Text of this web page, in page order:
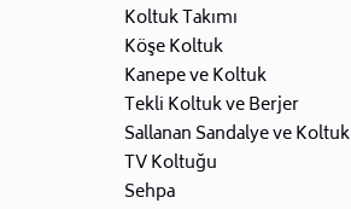
Koltuk Takımı
Köşe Koltuk
Kanepe ve Koltuk
Tekli Koltuk ve Berjer
Sallanan Sandalye ve Koltuk
TV Koltuğu
Sehpa